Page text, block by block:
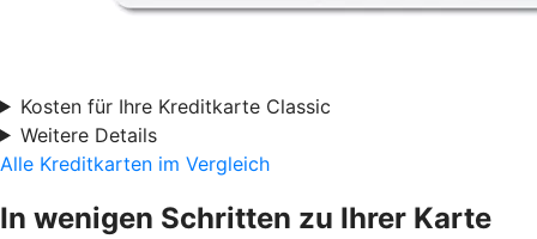
Kosten für Ihre Kreditkarte Classic
Weitere Details
Alle Kreditkarten im Vergleich
In wenigen Schritten zu Ihrer Karte